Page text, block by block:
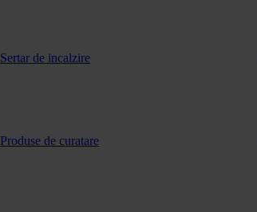
Sertar de incalzire
Produse de curatare